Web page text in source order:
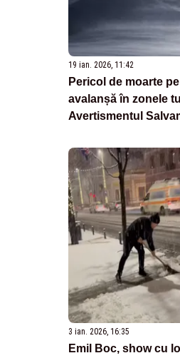
19 ian. 2026, 11:42
Pericol de moarte
avalanșă în zonele
Avertismentul
3 ian. 2026, 16:35
Emil Boc, show cu